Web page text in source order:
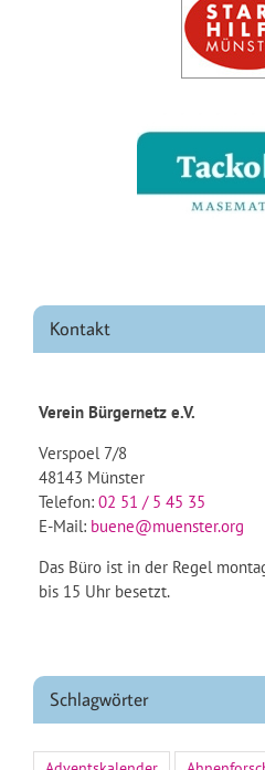
Kontakt
Verein Bürgernetz e.V.
Verspoel 7/8
48143 Münster
Telefon: 02 51 / 5 45 35
E-Mail: buene@muenster.org
Das Büro ist in der Regel
bis 15 Uhr besetzt.
Schlagwörter